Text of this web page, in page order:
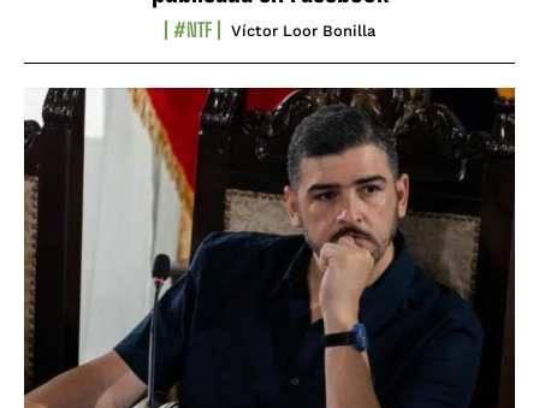
#NTF Víctor Loor Bonilla